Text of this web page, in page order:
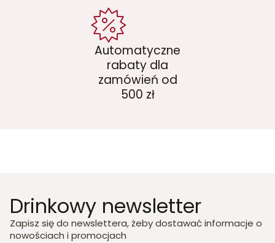
Automatyczne
rabaty dla
zamówień od
500 zł
Drinkowy newsletter
Zapisz się do newslettera, żeby dostawać informacje o
nowościach i promocjach